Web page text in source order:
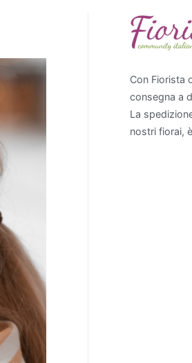
Con Fiorista
consegna a
La
nostri fiorai,